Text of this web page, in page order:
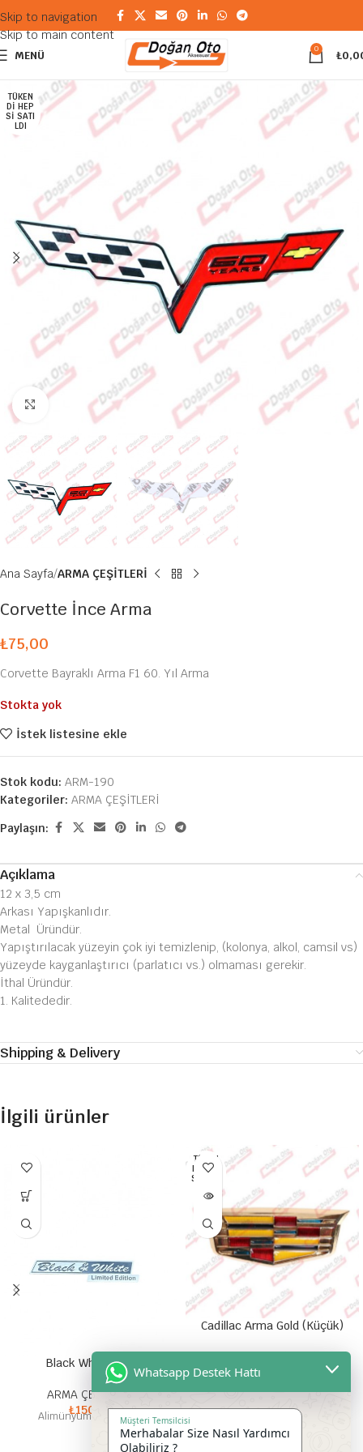
Skip to navigation
Skip to main content
MENÜ 0 ₺
TÜKEN
DI HEP
SI SATI
LDI
Büyütmek için tıklayın
Ana Sayfa ARMA ÇEŞİTLERİ
Corvette İnce Arma
₺75,00
Corvette Bayraklı Arma F1 60. Yıl Arma
Stokta yok
İstek listesine ekle
Stok kodu: ARM-190
Kategoriler: ARMA ÇEŞİTLERİ
Paylaşın:
Açıklama
12 x 3,5 cm
Arkası Yapışkanlıdır.
Metal Üründür.
Yapıştırılacak yüzeyin çok iyi temizlenip, (kolonya, alkol, camsil vs)
yüzeyde kayganlaştırıcı (parlatıcı vs.) olmaması gerekir.
İthal Üründür.
1. Kalitededir.
Shipping & Delivery
İlgili ürünler
Black White Yazı
ARMA ÇEŞİTLERİ
₺150,00
Alimünyum Metal Yazı
TÜKEN
DI HEP
SI SATI
Cadillac Arma Gold (Küçük)
₺35,00
Metal Yapışkanlı Arma
Whatsapp Destek Hattı
Müşteri Temsilcisi
Merhabalar Size Nasıl Yardımcı
Olabiliriz ?